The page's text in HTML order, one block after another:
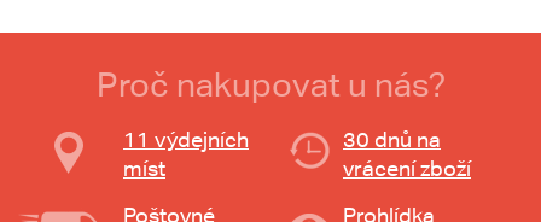
Proč nakupovat u nás?
11 výdejních
míst
30 dnů na
vrácení zboží
Poštovné
Prohlídka